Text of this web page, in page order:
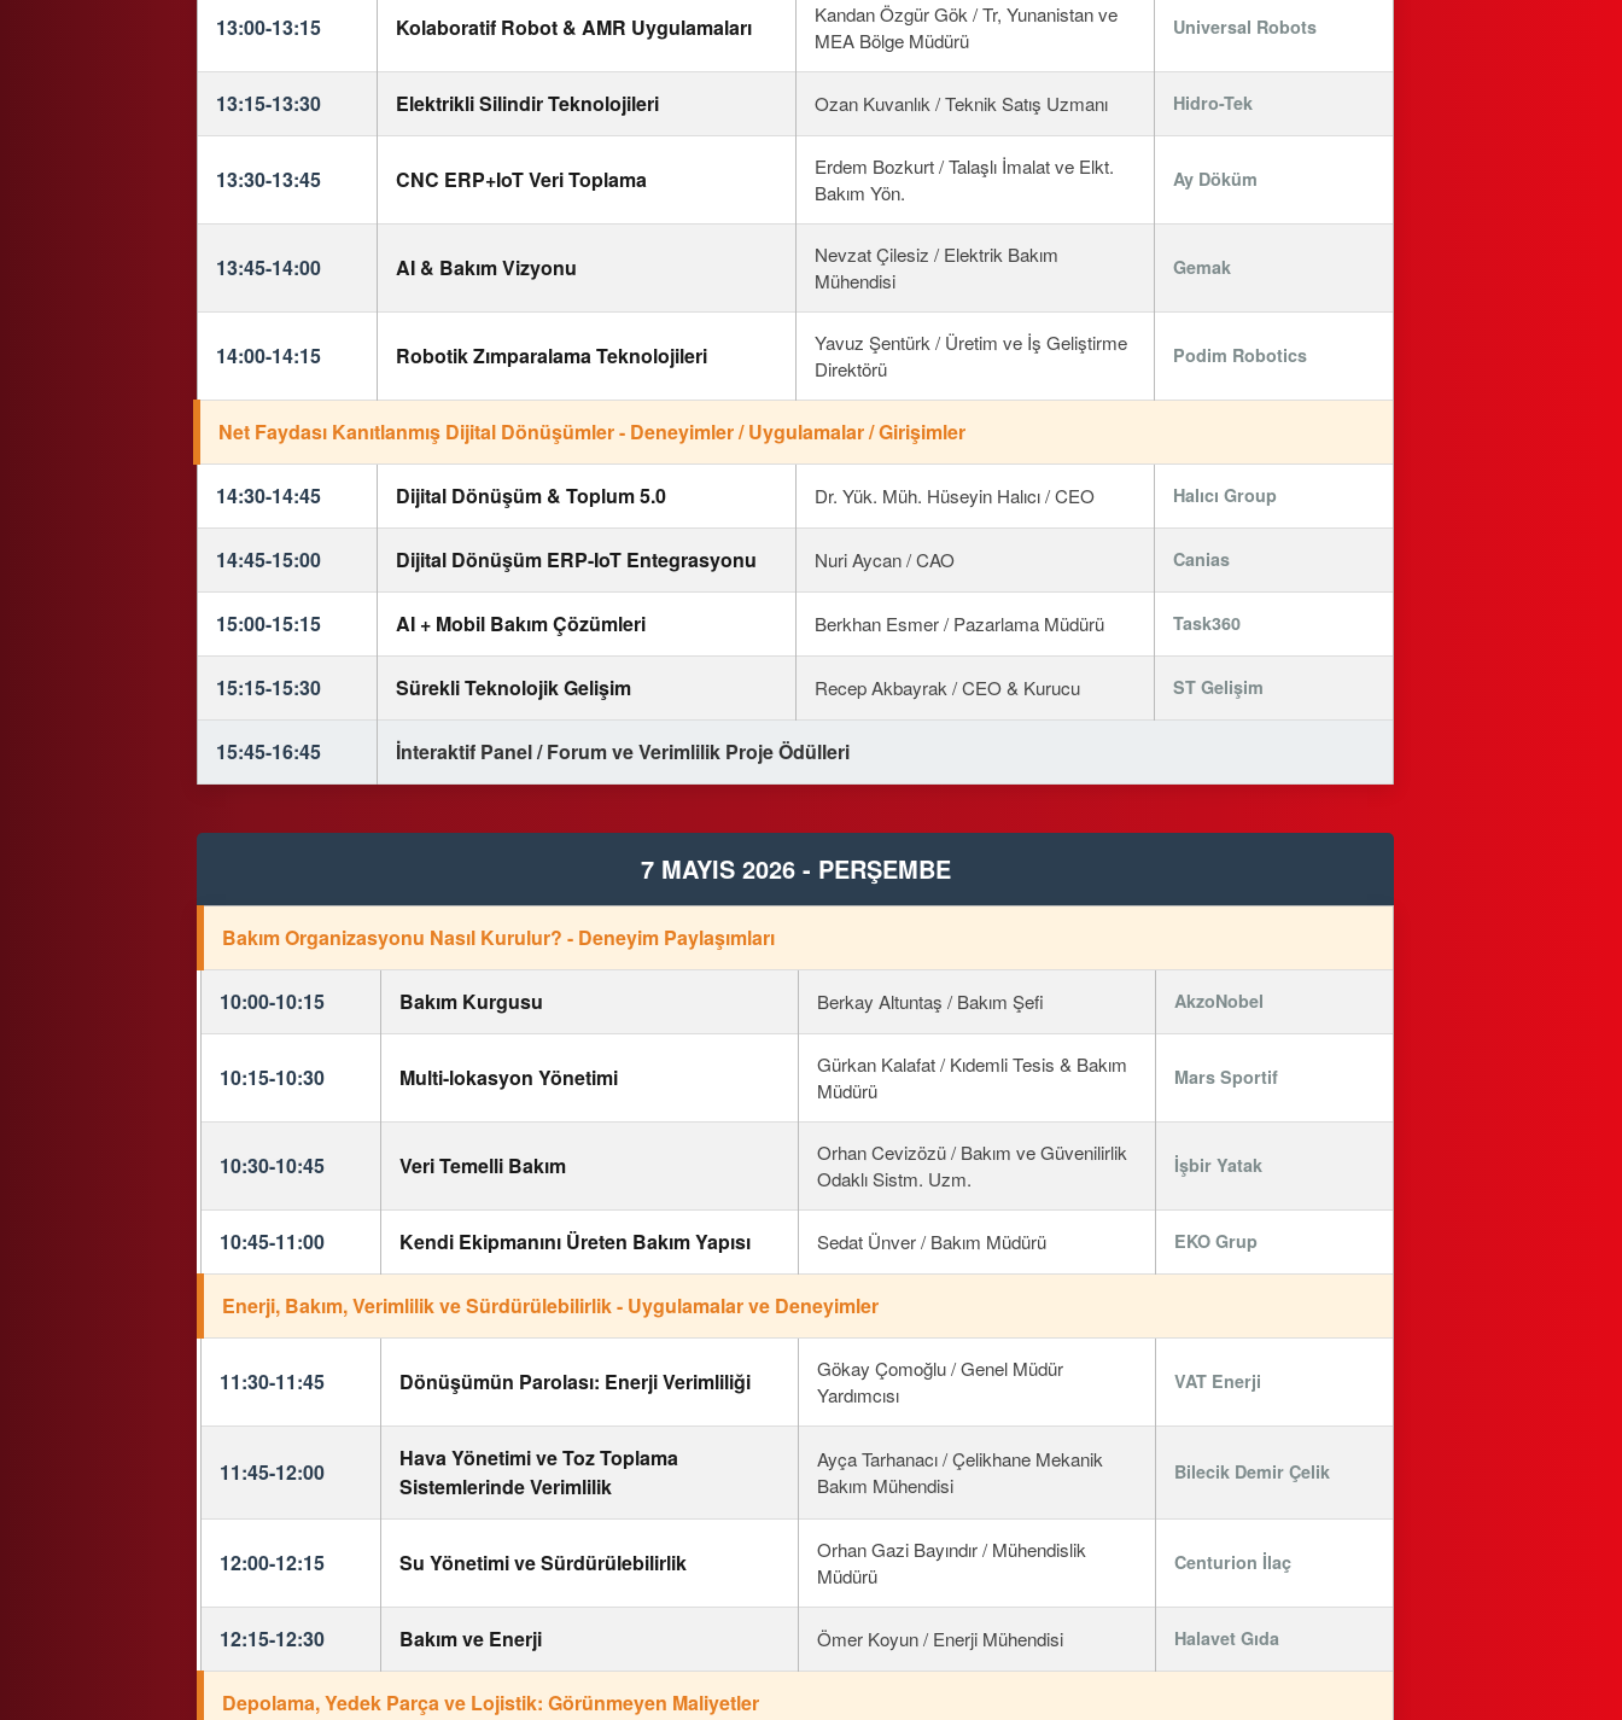
13:00-13:15 Kolaboratif Robot & AMR Uygulamaları
Kandan Özgür Gök / Tr, Yunanistan ve
MEA Bölge Müdürü
Universal Robots
13:15-13:30 Elektrikli Silindir Teknolojileri Ozan Kuvanlık / Teknik Satış Uzmanı Hidro-Tek
13:30-13:45 CNC ERP+IoT Veri Toplama
Erdem Bozkurt / Talaşlı İmalat ve Elkt.
Bakım Yön.
Ay Döküm
13:45-14:00 AI & Bakım Vizyonu
Nevzat Çilesiz / Elektrik Bakım
Mühendisi
Gemak
14:00-14:15 Robotik Zımparalama Teknolojileri
Yavuz Şentürk / Üretim ve İş Geliştirme
Direktörü
Podim Robotics
Net Faydası Kanıtlanmış Dijital Dönüşümler - Deneyimler / Uygulamalar / Girişimler
14:30-14:45 Dijital Dönüşüm & Toplum 5.0 Dr. Yük. Müh. Hüseyin Halıcı / CEO Halıcı Group
14:45-15:00 Dijital Dönüşüm ERP-IoT Entegrasyonu Nuri Aycan / CAO Canias
15:00-15:15 AI + Mobil Bakım Çözümleri Berkhan Esmer / Pazarlama Müdürü Task360
15:15-15:30 Sürekli Teknolojik Gelişim Recep Akbayrak / CEO & Kurucu ST Gelişim
15:45-16:45 İnteraktif Panel / Forum ve Verimlilik Proje Ödülleri
7 MAYIS 2026 - PERŞEMBE
Bakım Organizasyonu Nasıl Kurulur? - Deneyim Paylaşımları
10:00-10:15 Bakım Kurgusu Berkay Altuntaş / Bakım Şefi AkzoNobel
10:15-10:30 Multi-lokasyon Yönetimi
Gürkan Kalafat / Kıdemli Tesis & Bakım
Müdürü
Mars Sportif
10:30-10:45 Veri Temelli Bakım
Orhan Cevizözü / Bakım ve Güvenilirlik
Odaklı Sistm. Uzm.
İşbir Yatak
10:45-11:00 Kendi Ekipmanını Üreten Bakım Yapısı Sedat Ünver / Bakım Müdürü EKO Grup
Enerji, Bakım, Verimlilik ve Sürdürülebilirlik - Uygulamalar ve Deneyimler
11:30-11:45 Dönüşümün Parolası: Enerji Verimliliği
Gökay Çomoğlu / Genel Müdür
Yardımcısı
VAT Enerji
11:45-12:00
Hava Yönetimi ve Toz Toplama
Sistemlerinde Verimlilik
Ayça Tarhanacı / Çelikhane Mekanik
Bakım Mühendisi
Bilecik Demir Çelik
12:00-12:15 Su Yönetimi ve Sürdürülebilirlik
Orhan Gazi Bayındır / Mühendislik
Müdürü
Centurion İlaç
12:15-12:30 Bakım ve Enerji Ömer Koyun / Enerji Mühendisi Halavet Gıda
Depolama, Yedek Parça ve Lojistik: Görünmeyen Maliyetler